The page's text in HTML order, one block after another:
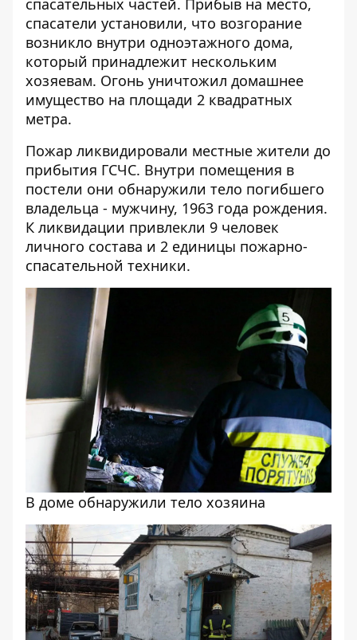
спасательных частей. Прибыв на место,
спасатели установили, что возгорание
возникло внутри одноэтажного дома,
который принадлежит нескольким
хозяевам. Огонь уничтожил домашнее
имущество на площади 2 квадратных
метра.
Пожар ликвидировали местные жители до
прибытия ГСЧС. Внутри помещения в
постели они обнаружили тело погибшего
владельца - мужчину, 1963 года рождения.
К ликвидации привлекли 9 человек
личного состава и 2 единицы пожарно-
спасательной техники.
В доме обнаружили тело хозяина